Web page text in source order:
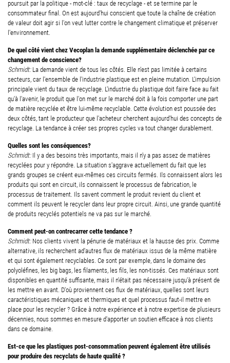
poursuit par la politique - mot-clé : taux de recyclage - et se termine par le
consommateur final. On est aujourd'hui conscient que toute la chaîne de création
de valeur doit agir si l'on veut lutter contre le changement climatique et préserver
l'environnement.
De quel côté vient chez Vecoplan la demande supplémentaire déclenchée par ce
changement de conscience?
Schmidt:La demande vient de tous les côtés. Elle n'est pas limitée à certains
secteurs, car l'ensemble de l'industrie plastique est en pleine mutation. L'impulsion
principale vient du taux de recyclage. L'industrie du plastique doit faire face au fait
qu'à l'avenir, le produit que l'on met sur le marché doit à la fois comporter une part
de matière recyclée et être lui-même recyclable. Cette évolution est poussée des
deux côtés, tant le producteur que l'acheteur cherchent aujourd'hui des concepts de
recyclage. La tendance à créer ses propres cycles va tout changer durablement.
Quelles sont les conséquences?
Schmidt:Il y a des besoins très importants, mais il n'y a pas assez de matières
recyclées pour y répondre. La situation s'aggrave actuellement du fait que les
grands groupes se créent eux-mêmes ces circuits fermés. Ils connaissent alors les
produits qui sont en circuit, ils connaissent le processus de fabrication, le
processus de traitement. Ils savent comment le produit revient du client et
comment ils peuvent le recycler dans leur propre circuit. Ainsi, une grande quantité
de produits recyclés potentiels ne va pas sur le marché.
Comment peut-on contrecarrer cette tendance ?
Schmidt: Nos clients vivent la pénurie de matériaux et la hausse des prix. Comme
alternative, ils recherchent ad'autres flux de matériaux issus de la même matière
et qui sont également recyclables. Ce sont par exemple, dans le domaine des
polyoléfines, les big bags, les filaments, les fils, les non-tissés. Ces matériaux sont
disponibles en quantité suffisante, mais il n'était pas nécessaire jusqu'à présent de
les mettre en avant. D'où proviennent ces flux de matériaux, quelles sont leurs
caractéristiques mécaniques et thermiques et quel processus faut-il mettre en
place pour les recycler ? Grâce à notre expérience et à notre expertise de plusieurs
décennies, nous sommes en mesure d'apporter un soutien efficace à nos clients
dans ce domaine.
Est-ce que les plastiques post-consommation peuvent également être utilisés
pour produire des recyclats de haute qualité ?